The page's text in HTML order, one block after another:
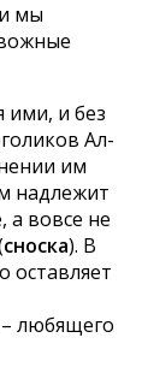
мы
ими, и без
Ал-
им
надлежит
а вовсе не
сноска). В
оставляет
любящего